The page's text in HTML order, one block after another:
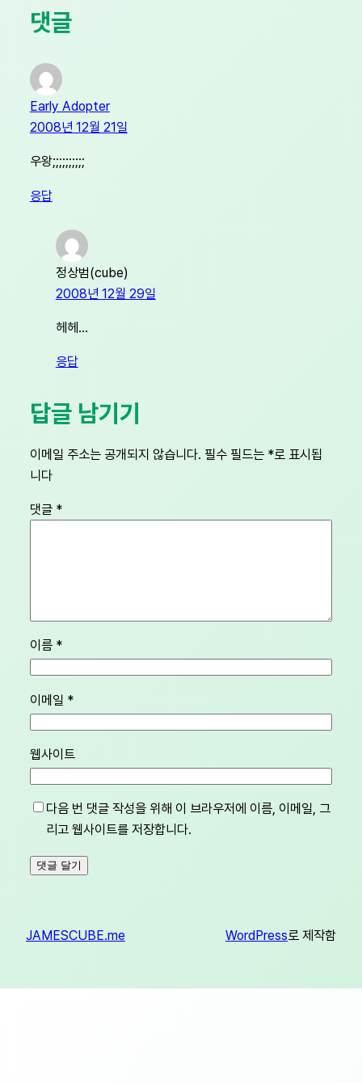
댓글
Early Adopter
2008년 12월 21일
우왕;;;;;;;;;;
응답
정상범(cube)
2008년 12월 29일
헤헤…
응답
답글 남기기
이메일 주소는 공개되지 않습니다. 필수 필드는 *로 표시됩
니다
댓글 *
이름 *
이메일 *
웹사이트
다음 번 댓글 작성을 위해 이 브라우저에 이름, 이메일, 그
리고 웹사이트를 저장합니다.
JAMESCUBE.me WordPress로 제작함